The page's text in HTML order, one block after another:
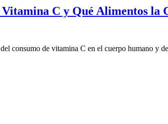
C y Qué Alimentos la
consumo de vitamina C en el cuerpo humano y